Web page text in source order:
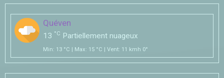
Quéven
13 °C Partiellement nuageux
Min: 13 °C | Max: 15 °C | Vent: 11 kmh 0°